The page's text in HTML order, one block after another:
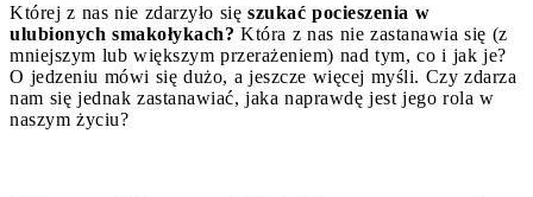
Której z nas nie zdarzyło się szukać pocieszenia w
ulubionych smakołykach? Która z nas nie zastanawia się (z
mniejszym lub większym przerażeniem) nad tym, co i jak je?
O jedzeniu mówi się dużo, a jeszcze więcej myśli. Czy zdarza
nam się jednak zastanawiać, jaka naprawdę jest jego rola w
naszym życiu?